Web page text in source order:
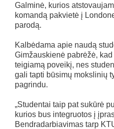
Galminė, kurios
komandą pakvietė į
parodą.
Kalbėdama apie naudą
Gimžauskienė pabrėžė,
teigiamą poveikį, nes
gali tapti būsimų mokslinių
pagrindu.
„Studentai taip pat sukūrė
kurios bus integruotos į
Bendradarbiavimas tarp